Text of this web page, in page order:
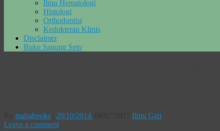
Ilmu Hematologi
Histologi
Orthodontist
Kedokteran Klinis
Disclaimer
Buku Sagung Seto
mababooks 20/10/2014
Ilmu Gizi
Leave a comment